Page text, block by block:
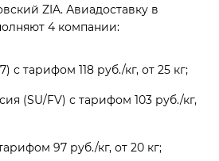
ZIA. Авиадоставку в
4 компании:
с тарифом 118 руб./кг, от 25 кг;
(SU/FV) с тарифом 103 руб./кг,
97 руб./кг, от 20 кг;